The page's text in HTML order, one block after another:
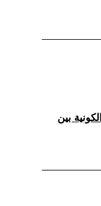
بين